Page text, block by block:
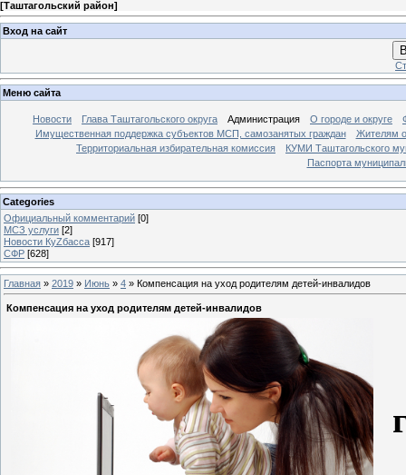
[Таштагольский район]
Вход на сайт
Меню сайта
Новости Глава Таштагольского округа Администрация О городе и округе
Имущественная поддержка субъектов МСП, самозанятых граждан
Жителям
Территориальная избирательная комиссия
КУМИ Таштагольского
Паспорта
Categories
Официальный комментарий [0]
МСЗ услуги [2]
Новости КуZбасса [917]
СФР [628]
Главная » 2019 » Июнь » 4 » Компенсация на уход родителям детей-инвалидов
Компенсация на уход родителям детей-инвалидов